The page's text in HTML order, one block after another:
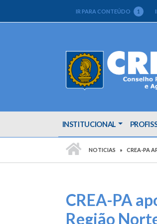
IR PARA CONTEÚDO 1
INSTITUCIONAL
NOTICIAS CREA-PA
CREA-PA
Região